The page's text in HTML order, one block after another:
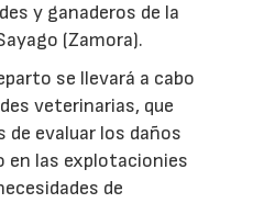
y ganaderos de la
(Zamora).
se llevará a cabo
veterinarias, que
de evaluar los daños
en las explotacionies
de